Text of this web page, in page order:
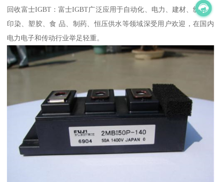
回收富士IGBT：富士IGBT广泛应用于自动化、电力、建材、纺织、
印染、塑胶、食 品、制药、恒压供水等领域深受用户欢迎，在国内
电力电子和传动行业举足轻重。